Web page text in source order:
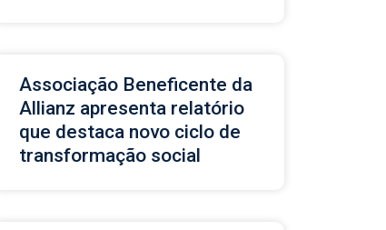
Associação Beneficente da
Allianz apresenta relatório
que destaca novo ciclo de
transformação social